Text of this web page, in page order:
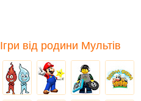
Ігри від родини Мультів